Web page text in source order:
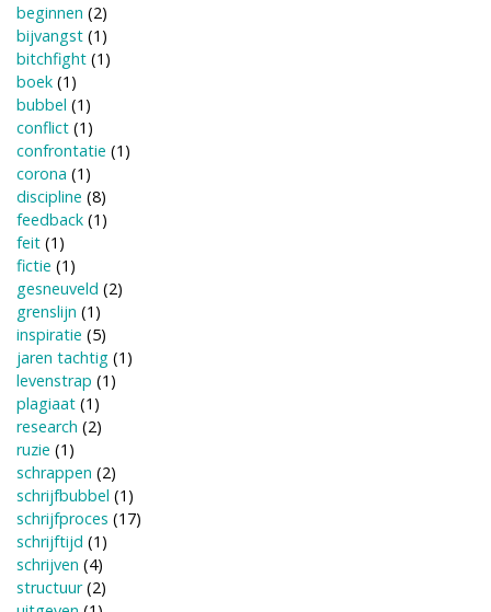
beginnen (2)
bijvangst (1)
bitchfight (1)
boek (1)
bubbel (1)
conflict (1)
confrontatie (1)
corona (1)
discipline (8)
feedback (1)
feit (1)
fictie (1)
gesneuveld (2)
grenslijn (1)
inspiratie (5)
jaren tachtig (1)
levenstrap (1)
plagiaat (1)
research (2)
ruzie (1)
schrappen (2)
schrijfbubbel (1)
schrijfproces (17)
schrijftijd (1)
schrijven (4)
structuur(2)